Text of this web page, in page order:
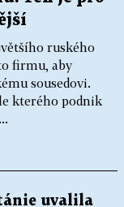
ruského
firmu, aby
sousedovi.
kterého podnik
uvalila